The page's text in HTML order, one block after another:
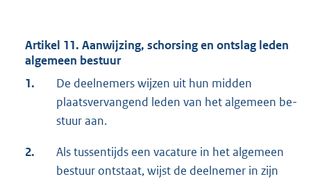
Artikel 11. Aanwijzing, schorsing en ontslag leden
algemeen bestuur
1.
De deelnemers wijzen uit hun midden
plaatsvervangend leden van het algemeen be-
stuur aan.
2.
Als tussentijds een vacature in het algemeen
bestuur ontstaat, wijst de deelnemer in zijn